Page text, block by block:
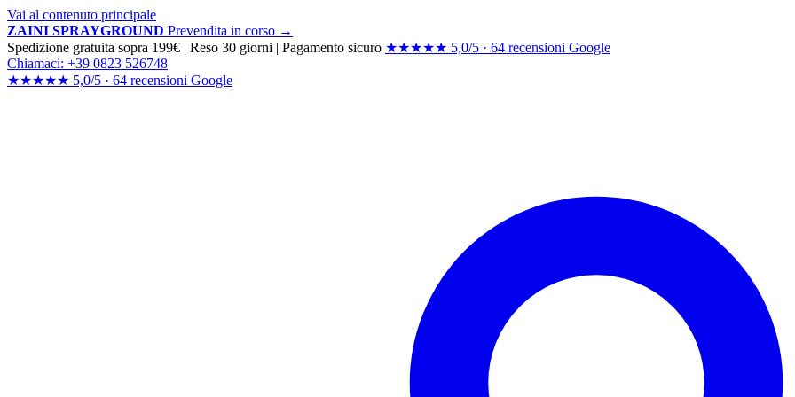
Vai al contenuto principale
ZAINI SPRAYGROUND Prevendita in corso →
Spedizione gratuita sopra 199€ | Reso 30 giorni | Pagamento sicuro ★★★★★ 5,0/5 · 64 recensioni Google
Chiamaci: +39 0823 526748
★★★★★ 5,0/5 · 64 recensioni Google